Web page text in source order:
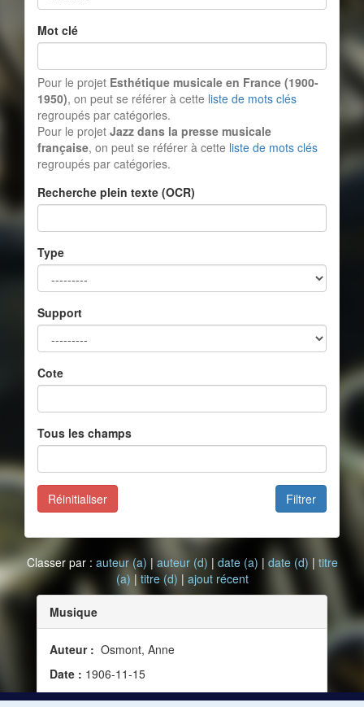
Mot clé
Pour le projet Esthétique musicale en France (1900-
1950), on peut se référer à cette liste de mots clés
regroupés par catégories.
Pour le projet Jazz dans la presse musicale
française, on peut se référer à cette liste de mots clés
regroupés par catégories.
Recherche plein texte (OCR)
Type
Support
Cote
Tous les champs
Filtrer
Réinitialiser
Classer par : auteur (a) | auteur (d) | date (a) | date (d) | titre
(a) | titre (d) | ajout récent
Musique
Auteur : Osmont, Anne
Date : 1906-11-15
Source :Mercure de France, vol. 64, no 226 (15